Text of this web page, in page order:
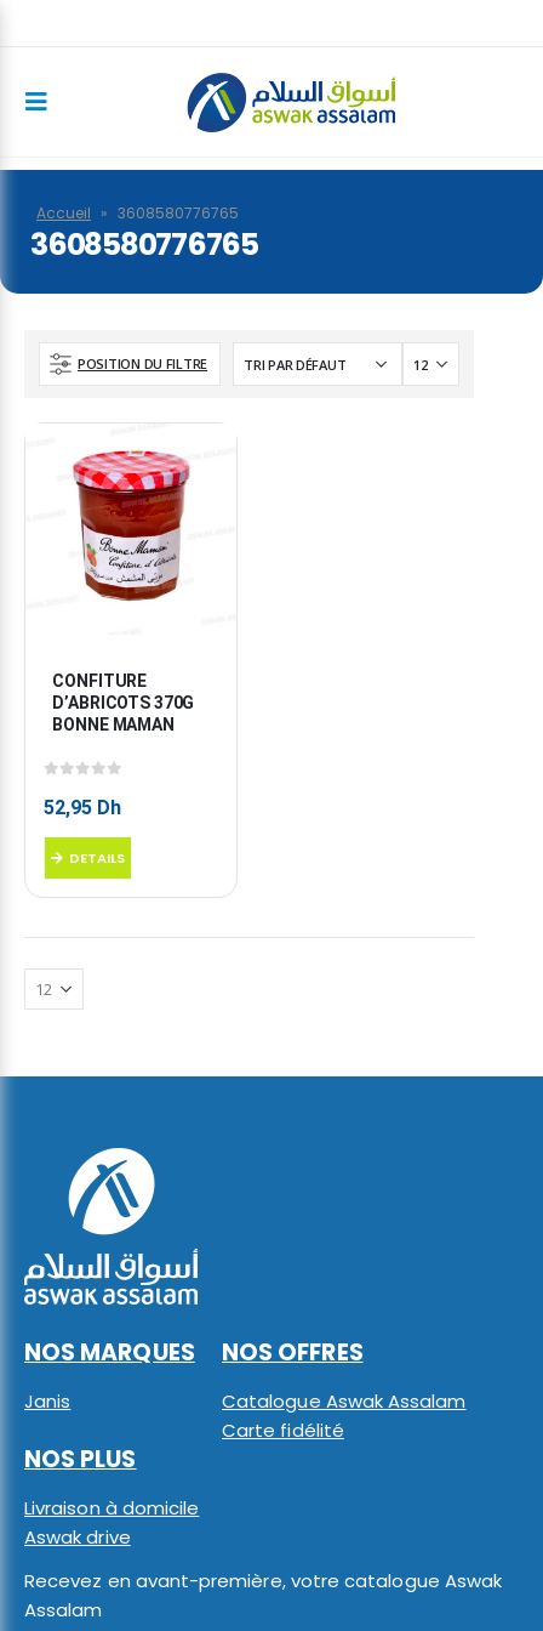
Accueil » 3608580776765
3608580776765
POSITION DU FILTRE
CONFITURE
D’ABRICOTS 370G
BONNE MAMAN
52,95 Dh
DETAILS
NOS MARQUES
Janis
NOS OFFRES
Catalogue Aswak Assalam
Carte fidélité
NOS PLUS
Livraison à domicile
Aswak drive
Recevez en avant-première, votre catalogue Aswak
Assalam